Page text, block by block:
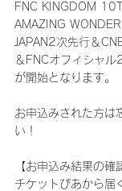
FNC KINGDOM
AMAZING
JAPAN2次先行＆
＆FNCオフィシャ
が開始となります。
お申込みされた方は
い！
【お申込み結果の確
チケットぴあから届